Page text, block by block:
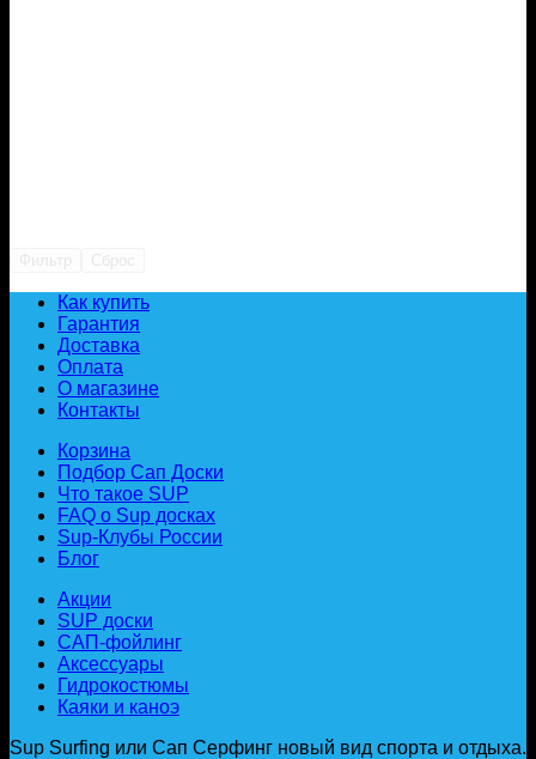
Как купить
Гарантия
Доставка
Оплата
О магазине
Контакты
Корзина
Подбор Сап Доски
Что такое SUP
FAQ о Sup досках
Sup-Клубы России
Блог
Акции
SUP доски
САП-фойлинг
Аксессуары
Гидрокостюмы
Каяки и каноэ
Sup Surfing или Сап Серфинг новый вид спорта и отдыха.